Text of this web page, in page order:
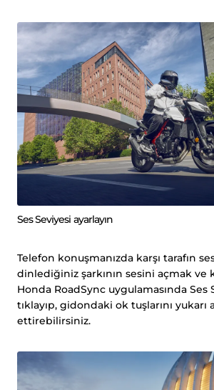
Ses Seviyesi ayarlayın
Telefon konuşmanızda karşı tarafın
dinlediğiniz şarkının sesini açmak ve
Honda RoadSync uygulamasında Ses
tıklayıp, gidondaki ok tuşlarını yukarı
ettirebilirsiniz.